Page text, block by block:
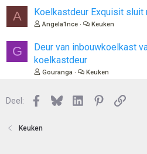
A Koelkastdeur Exquisit sluit
Angela1nce Keuken
G
Deur van inbouwkoelkast
koelkastdeur
Gouranga Keuken
Deel: Facebook
BlueskyLinkedInPinterest
Link
Keuken